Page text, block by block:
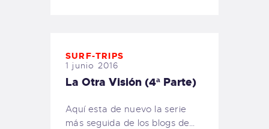
SURF-TRIPS
1 junio 2016
La Otra Visión (4ª Parte)
Aquí esta de nuevo la serie
más seguida de los blogs de…